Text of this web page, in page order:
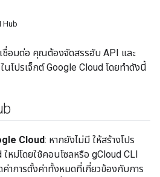
Hub
ชื่อมต่อ คุณต้องจัดสรรฮับ API และ
นโปรเจ็กต์ Google Cloud โดยทำดังนี้
Cloud: หากยังไม่มี ให้สร้างโปร
ใหม่โดยใช้คอนโซลหรือ gCloud CLI
ค่าการตั้งค่าทั้งหมดที่เกี่ยวข้องกับการ